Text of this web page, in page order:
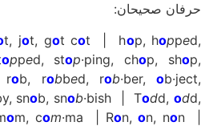
حرفان صحيحان:
t, jot, got cot | hop, hopped,
opped, stop·ping, chop, shop,
rob, robbed, rob·ber, ob·ject,
snob, snob·bish | Todd,odd,
om, com·ma | Ron,on, non |